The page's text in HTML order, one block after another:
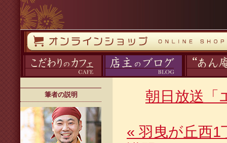
筆者の説明 朝日放送「
« 羽曳が丘西1